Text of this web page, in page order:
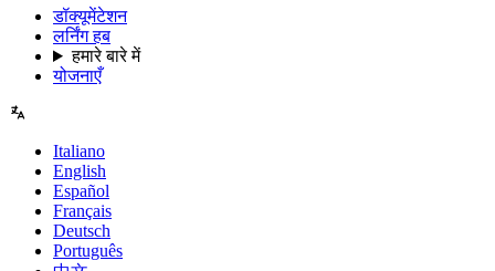
डॉक्यूमेंटेशन
लर्निंग हब
हमारे बारे में
योजनाएँ
Italiano
English
Español
Français
Deutsch
Português